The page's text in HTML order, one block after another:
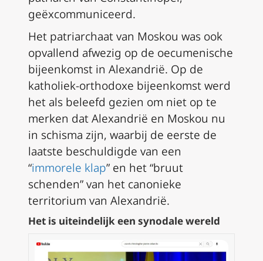
geëxcommuniceerd.
Het patriarchaat van Moskou was ook
opvallend afwezig op de oecumenische
bijeenkomst in Alexandrië. Op de
katholiek-orthodoxe bijeenkomst werd
het als beleefd gezien om niet op te
merken dat Alexandrië en Moskou nu
in schisma zijn, waarbij de eerste de
laatste beschuldigde van een
“immorele klap” en het “bruut
schenden” van het canonieke
territorium van Alexandrië.
Het is uiteindelijk een synodale wereld